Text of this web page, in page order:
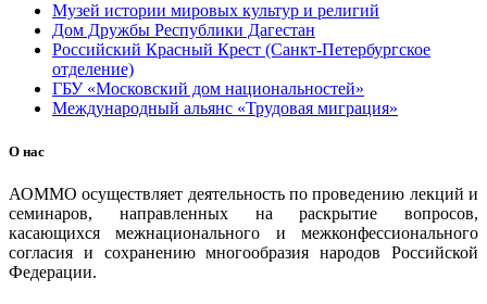
Музей истории мировых культур и религий
Дом Дружбы Республики Дагестан
Российский Красный Крест (Санкт-Петербургское
отделение)
ГБУ «Московский дом национальностей»
Международный альянс «Трудовая миграция»
О нас
АОММО осуществляет деятельность по проведению лекций и
семинаров, направленных на раскрытие вопросов,
касающихся межнационального и межконфессионального
согласия и сохранению многообразия народов Российской
Федерации.